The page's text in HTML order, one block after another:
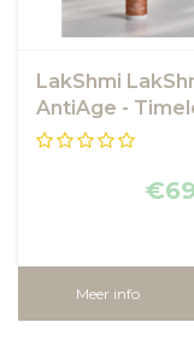
LakShmi
AntiAge -
Advanced
Meer info